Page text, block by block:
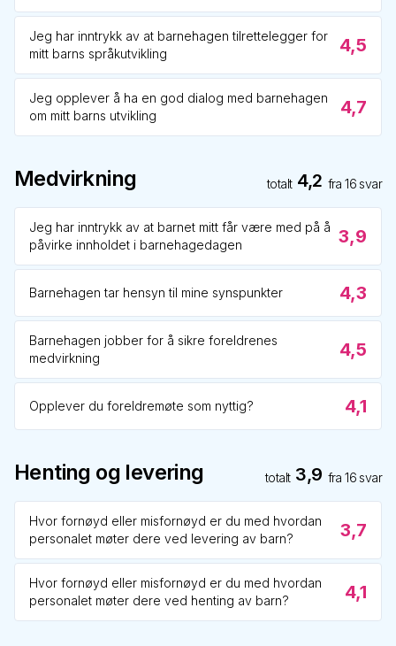
Jeg har inntrykk av at barnehagen tilrettelegger for
mitt barns språkutvikling
4,5
Jeg opplever å ha en god dialog med barnehagen
om mitt barns utvikling
4,7
Medvirkning totalt 4,2 fra16 svar
Jeg har inntrykk av at barnet mitt får være med på å
påvirke innholdet i barnehagedagen
3,9
Barnehagen tar hensyn til mine synspunkter 4,3
Barnehagen jobber for å sikre foreldrenes
medvirkning
4,5
Opplever du foreldremøte som nyttig? 4,1
Henting og levering totalt 3,9 fra16 svar
Hvor fornøyd eller misfornøyd er du med hvordan
personalet møter dere ved levering av barn?
3,7
Hvor fornøyd eller misfornøyd er du med hvordan
personalet møter dere ved henting av barn?
4,1